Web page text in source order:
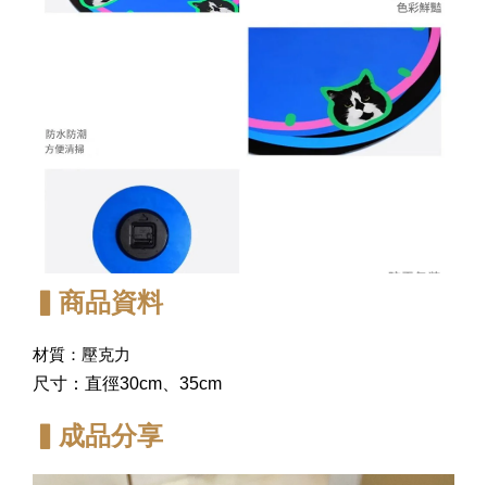
▍商品資料
材質：壓克力
尺寸：直徑30cm、35cm
▍成品分享